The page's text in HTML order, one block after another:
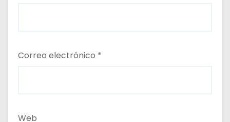
Correo electrónico *
Web